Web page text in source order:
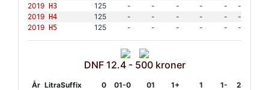
2019 H3 125 - - - - -
-
2019 H4 125 - - - - -
-
2019 H5 125 - - - - - -
DNF 12.4 - 500 kroner
År LitraSuffix 0 01-0 01 1+ 1 1-
2